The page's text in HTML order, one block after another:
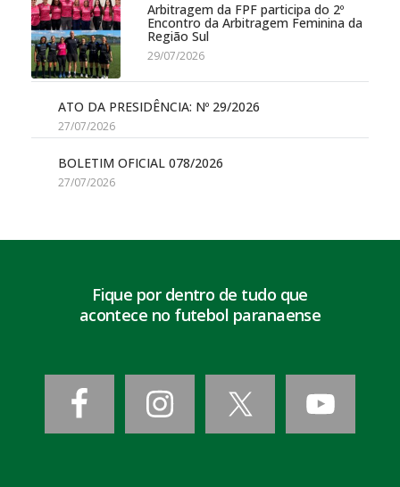
Arbitragem da FPF participa do 2º
Encontro da Arbitragem Feminina da
Região Sul
29/07/2026
ATO DA PRESIDÊNCIA: Nº 29/2026
27/07/2026
BOLETIM OFICIAL 078/2026
27/07/2026
Fique por dentro de tudo que
acontece no futebol paranaense